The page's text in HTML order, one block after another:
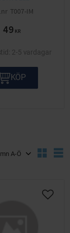
T007-IM
49 KR
2-5 vardagar
KÖP
Lägg